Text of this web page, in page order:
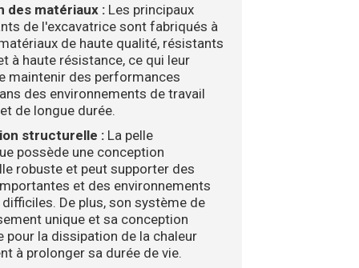
des matériaux : Les principaux
de l'excavatrice sont fabriqués à
de haute qualité, résistants
à haute résistance, ce qui leur
maintenir des performances
des environnements de travail
de longue durée.
structurelle : La pelle
possède une conception
robuste et peut supporter des
et des environnements
De plus, son système de
unique et sa conception
pour la dissipation de la chaleur
à prolonger sa durée de vie.